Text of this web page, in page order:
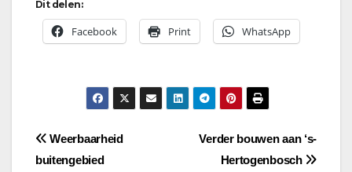
Dit delen:
Facebook Print WhatsApp
Bericht
Verder bouwen aan ‘s-
Hertogenbosch
Weerbaarheid
buitengebied